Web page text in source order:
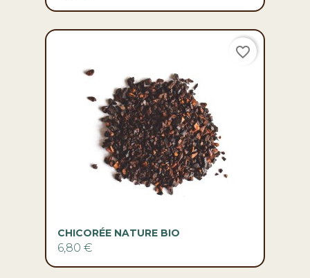
CHICORÉE NATURE BIO
6,80 €
favorite_border